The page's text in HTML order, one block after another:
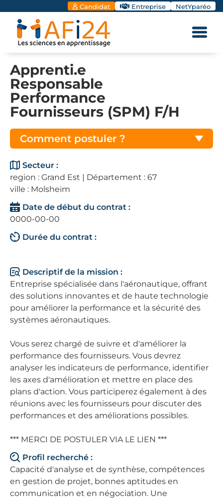
Candidat Entreprise NetYparéo
Apprenti.e
Responsable
Performance
Fournisseurs (SPM) F/H
Comment postuler ?
Secteur :
region : Grand Est | Département : 67
ville : Molsheim
Date de début du contrat :
0000-00-00
Durée du contrat :
Descriptif de la mission :
Entreprise spécialisée dans l'aéronautique, offrant
des solutions innovantes et de haute technologie
pour améliorer la performance et la sécurité des
systèmes aéronautiques.
Vous serez chargé de suivre et d'améliorer la
performance des fournisseurs. Vous devrez
analyser les indicateurs de performance, identifier
les axes d'amélioration et mettre en place des
plans d'action. Vous participerez également à des
réunions avec les fournisseurs pour discuter des
performances et des améliorations possibles.
*** MERCI DE POSTULER VIA LE LIEN ***
Profil recherché :
Capacité d'analyse et de synthèse, compétences
en gestion de projet, bonnes aptitudes en
communication et en négociation. Une